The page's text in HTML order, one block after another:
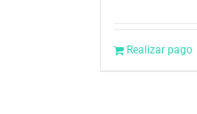
5 Realizar pago